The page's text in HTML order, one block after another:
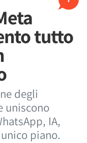
tutto
degli
uniscono
IA,
piano.